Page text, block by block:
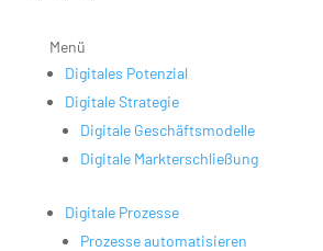
Menü
Digitales Potenzial
Digitale Strategie
Digitale Geschäftsmodelle
Digitale Markterschließung
Digitale Prozesse
Prozesse automatisieren